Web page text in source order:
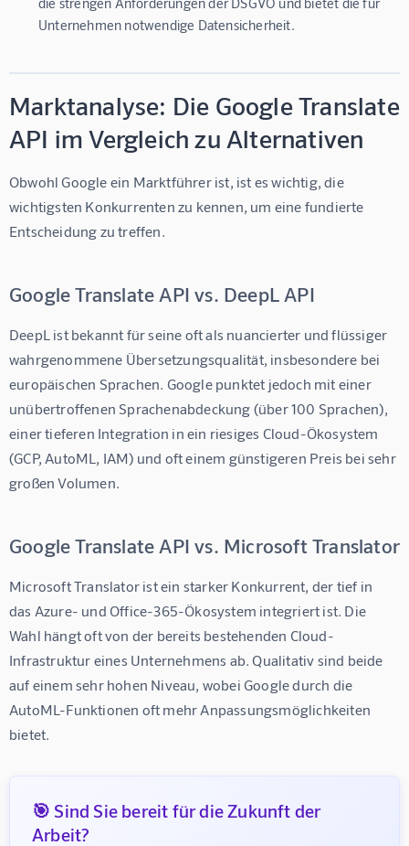
Unternehmen notwendige Datensicherheit.
Marktanalyse: Die Google Translate
API im Vergleich zu Alternativen
Obwohl Google ein Marktführer ist, ist es wichtig, die
wichtigsten Konkurrenten zu kennen, um eine fundierte
Entscheidung zu treffen.
Google Translate API vs. DeepL API
DeepL ist bekannt für seine oft als nuancierter und flüssiger
wahrgenommene Übersetzungsqualität, insbesondere bei
europäischen Sprachen. Google punktet jedoch mit einer
unübertroffenen Sprachenabdeckung (über 100 Sprachen),
einer tieferen Integration in ein riesiges Cloud-Ökosystem
(GCP, AutoML, IAM) und oft einem günstigeren Preis bei sehr
großen Volumen.
Google Translate API vs. Microsoft Translator
Microsoft Translator ist ein starker Konkurrent, der tief in
das Azure- und Office-365-Ökosystem integriert ist. Die
Wahl hängt oft von der bereits bestehenden Cloud-
Infrastruktur eines Unternehmens ab. Qualitativ sind beide
auf einem sehr hohen Niveau, wobei Google durch die
AutoML-Funktionen oft mehr Anpassungsmöglichkeiten
bietet.
🎯 Sind Sie bereit für die Zukunft der
Arbeit?